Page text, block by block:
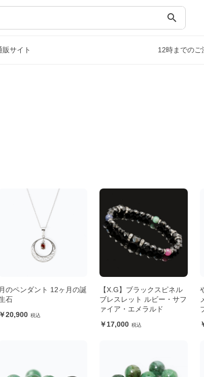
search
サイト 12時までのご
月のペンダント 12ヶ月の誕
石
20,900
【X.G】ブラックスピネル
ブレスレット ルビー・サフ
ァイア・エメラルド
17,000